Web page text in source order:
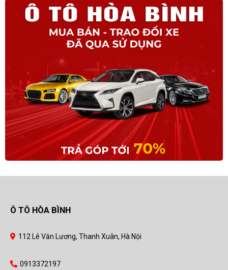
Ô TÔ HÒA BÌNH
112 Lê Văn Lương, Thanh Xuân, Hà Nội
0913372197